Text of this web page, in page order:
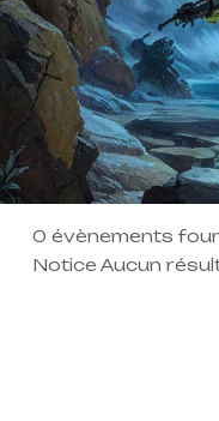
0 évènements
Notice Aucun